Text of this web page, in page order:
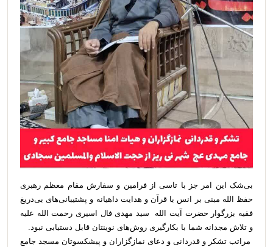
بی‌شک این امر جز با تاسی از فرامین و سفارش مقام معظم رهبری
حفظ الله مبنی بر انس با قرآن و هدایت داهیانه و پشتیبانی‌های بی‌دریغ
فقیه بزرگوار حضرت آیت الله سید مهدی فال اسیری رحمت الله علیه
و تلاش مجدانه شما با بکارگیری روش‌های نوینتان قابل دستیابی نبود.
مراتب تشکر و قدردانی و دعای نمازگزاران و پیشکسوتان مسجد جامع